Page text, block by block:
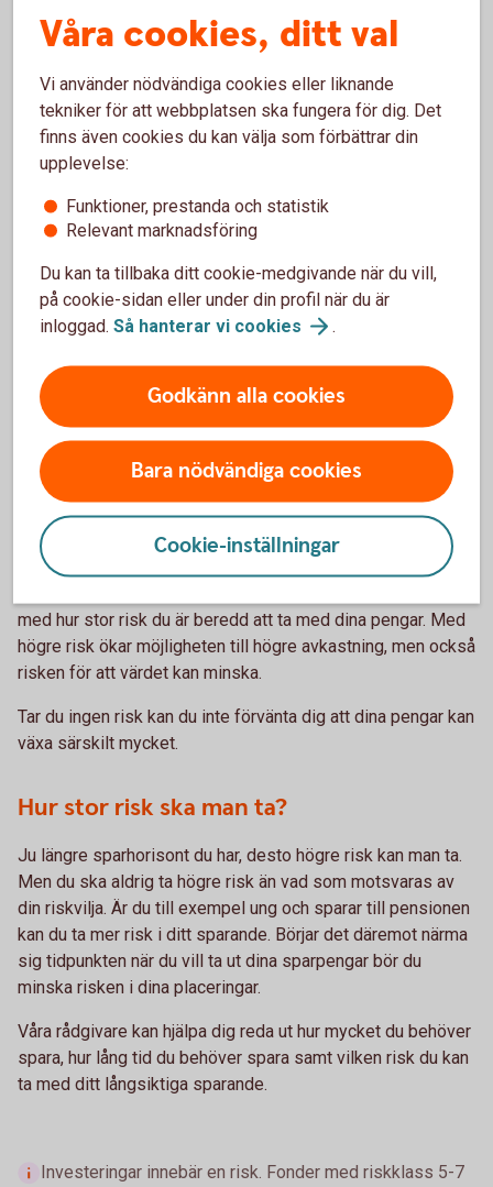
Investeringssparkonto (ISK)
ISK är en kontotyp där du enkelt kan spara i fonder,
aktier och andra värdepapper.
Så får du pengar att växa
Genom att spara regelbundet, vara långsiktig och ta hänsyn
till avgifter kan även ett blygsamt men regelbundet
sparande med tiden växa till ett betydande belopp. Ju
tidigare du börjar spara desto bättre.
Vid långsiktigt sparande är det fördelaktigt att placera sitt
med hur stor risk du är beredd att ta med dina pengar. Med
högre risk ökar möjligheten till högre avkastning, men också
risken för att värdet kan minska.
Tar du ingen risk kan du inte förvänta dig att dina pengar kan
växa särskilt mycket.
Hur stor risk ska man ta?
Ju längre sparhorisont du har, desto högre risk kan man ta.
Men du ska aldrig ta högre risk än vad som motsvaras av
din riskvilja. Är du till exempel ung och sparar till pensionen
kan du ta mer risk i ditt sparande. Börjar det däremot närma
sig tidpunkten när du vill ta ut dina sparpengar bör du
minska risken i dina placeringar.
Våra rådgivare kan hjälpa dig reda ut hur mycket du behöver
spara, hur lång tid du behöver spara samt vilken risk du kan
ta med ditt långsiktiga sparande.
Investeringar innebär en risk. Fonder med riskklass 5-7
Våra cookies, ditt val
Vi använder nödvändiga cookies eller liknande
tekniker för att webbplatsen ska fungera för dig. Det
finns även cookies du kan välja som förbättrar din
upplevelse:
Funktioner, prestanda och statistik
Relevant marknadsföring
Du kan ta tillbaka ditt cookie-medgivande när du vill,
på cookie-sidan eller under din profil när du är
inloggad. Så hanterar vi cookies .
Godkänn alla cookies
Bara nödvändiga cookies
Cookie-inställningar